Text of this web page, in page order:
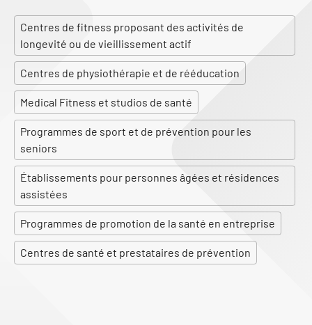
Centres de fitness proposant des activités de
longevité ou de vieillissement actif
Centres de physiothérapie et de rééducation
Medical Fitness et studios de santé
Programmes de sport et de prévention pour les
seniors
Établissements pour personnes âgées et résidences
assistées
Programmes de promotion de la santé en entreprise
Centres de santé et prestataires de prévention